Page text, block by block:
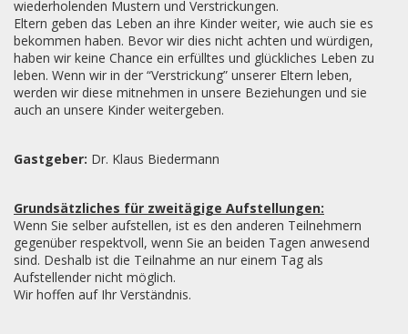
wiederholenden Mustern und Verstrickungen.
Eltern geben das Leben an ihre Kinder weiter, wie auch sie es
bekommen haben. Bevor wir dies nicht achten und würdigen,
haben wir keine Chance ein erfülltes und glückliches Leben zu
leben. Wenn wir in der “Verstrickung” unserer Eltern leben,
werden wir diese mitnehmen in unsere Beziehungen und sie
auch an unsere Kinder weitergeben.
Gastgeber: Dr. Klaus Biedermann
Grundsätzliches für zweitägige Aufstellungen:
Wenn Sie selber aufstellen, ist es den anderen Teilnehmern
gegenüber respektvoll, wenn Sie an beiden Tagen anwesend
sind. Deshalb ist die Teilnahme an nur einem Tag als
Aufstellender nicht möglich.
Wir hoffen auf Ihr Verständnis.